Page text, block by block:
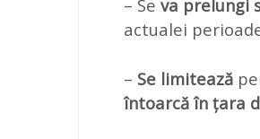
– Se va prelungi
actualei
– Se limitează
întoarcă în țara